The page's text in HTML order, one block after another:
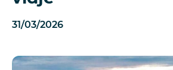
31/03/2026